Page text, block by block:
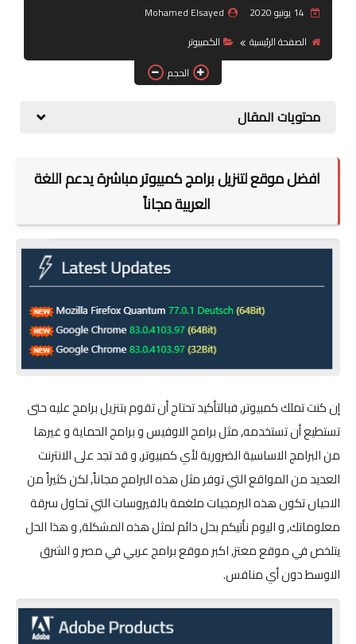
موبايل
القسم الديني
العناية بالصحة
سياحة
قصص
رياضة
Mohamed Elsayed
الصفحة الرئيسية
الكمبيوتر
الحجم
محتويات المقال
افضل موقع لتنزيل برامج كمبيوتر مباشرة يدعم اللغة
العربية مجاناً
إن كنت تملك كمبيوتر, فبالتأكيد تحتاج أن تقوم بتنزيل برامج عليه حتى
تستطيع أن تستخدمه, مثل برامج الاوفيس و برامج الحماية و غيرها
من البرامج الاساسية الضرورية لأي كمبيوتر, و قد تجد على الانترنت
العديد من المواقع التي توفر مثل هذه البرامج مجاناً, لكن كثيراً من
الاحيان تكون هذه البرمجيات ملغمة بالفيروسات التي تحاول سرقة
معلوماتك, و اليوم نأتيكم بحل دائم لمثل هذه المشكلة, و هذا الحل
يتلخص في موقع معتز, اكبر موقع برامج عربي في مصر و الشرق
الاوسط دون أي منافس.